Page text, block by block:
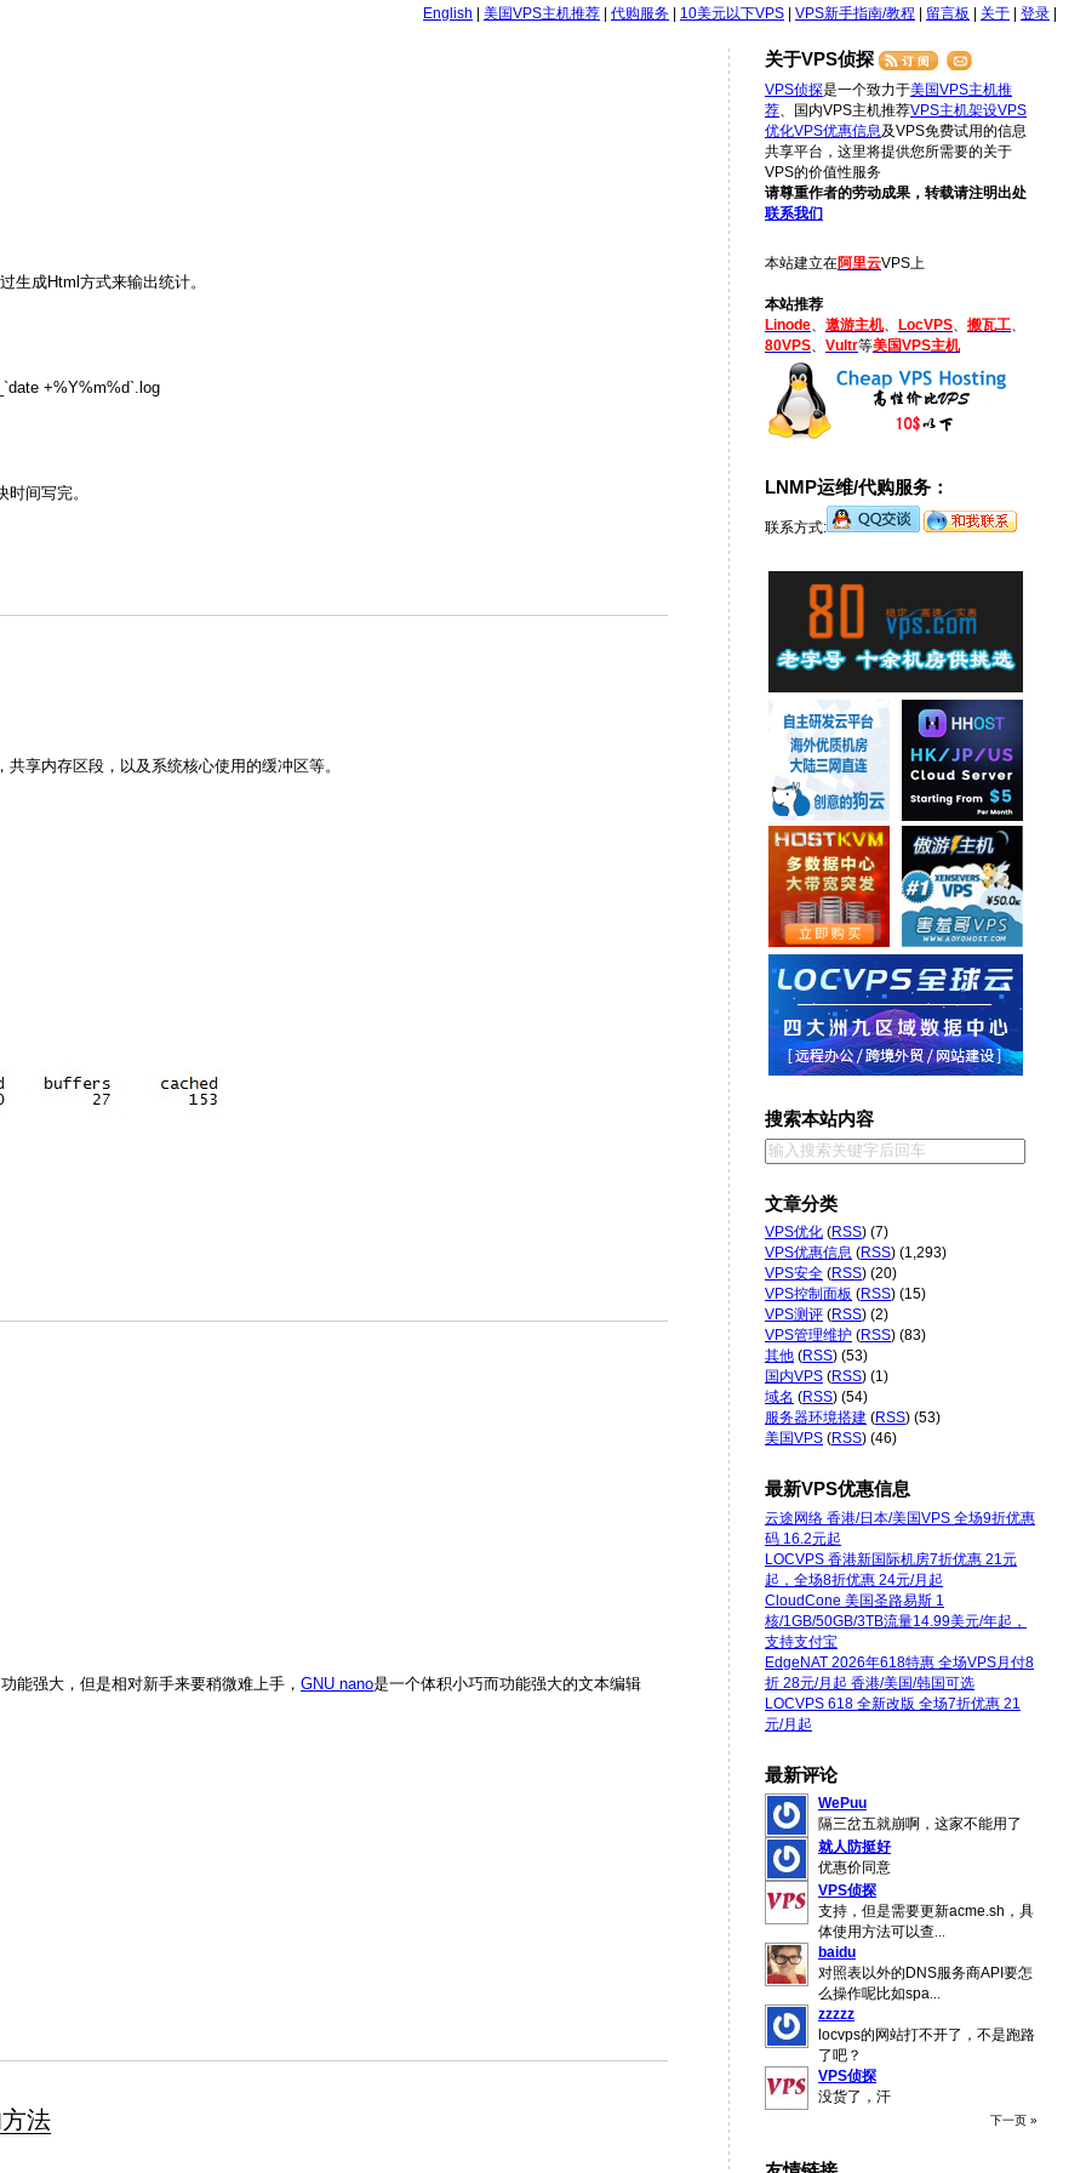
English 美国VPS主机推荐 代购服务 10美元以下VPS VPS新手指南/教程 留言板 关于 登录
生成Html方式来输出统计。
+%Y%m%d`.log
间写完。
享内存区段，以及系统核心使用的缓冲区等。
能强大，但是相对新手来要稍微难上手， GNU nano是一个体积小巧而功能强大的文本编辑
法
关于VPS侦探
VPS侦探是一个致力于美国VPS主机推
荐 、国内VPS主机推荐VPS主机架设VPS
优化VPS优惠信息 及VPS免费试用的信息
共享平台，这里将提供您所需要的关于
VPS的价值性服务
请尊重作者的劳动成果，转载请注明出处
联系我们
本站建立在阿里云VPS上
本站推荐
Linode
遨游主机、 LocVPS 搬瓦工
80VPS
Vultr等美国VPS主机
LNMP运维/代购服务：
联系方式:
搜索本站内容
文章分类
VPS优化 (RSS) (7)
VPS优惠信息 (RSS) (1,293)
VPS安全 (RSS) (20)
VPS控制面板 (RSS) (15)
VPS测评 (RSS) (2)
VPS管理维护 (RSS) (83)
其他 (RSS) (53)
国内VPS (RSS) (1)
域名 (RSS) (54)
服务器环境搭建 (RSS) (53)
美国VPS (RSS) (46)
最新VPS优惠信息
云途网络 香港/日本/美国VPS 全场9折优惠
码 16.2元起
LOCVPS 香港新国际机房7折优惠 21元
起，全场8折优惠 24元/月起
CloudCone 美国圣路易斯 1
核/1GB/50GB/3TB流量14.99美元/年起，
支持支付宝
EdgeNAT 2026年618特惠 全场VPS月付8
折 28元/月起 香港/美国/韩国可选
LOCVPS 618 全新改版 全场7折优惠 21
元/月起
最新评论
WePuu
隔三岔五就崩啊，这家不能用了
就人防挺好
优惠价同意
VPS侦探
支持，但是需要更新acme.sh，具
体使用方法可以查
baidu
对照表以外的DNS服务商API要怎
么操作呢比如spa
zzzzz
locvps的网站打不开了，不是跑路
了吧？
VPS侦探
没货了，汗
下一页 »